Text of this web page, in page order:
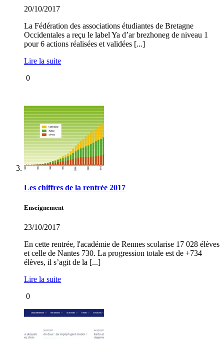
20/10/2017
La Fédération des associations étudiantes de Bretagne
Occidentales a reçu le label Ya d’ar brezhoneg de niveau 1
pour 6 actions réalisées et validées [...]
Lire la suite
0
Les chiffres de la rentrée 2017
Enseignement
23/10/2017
En cette rentrée, l'académie de Rennes scolarise 17 028 élèves
et celle de Nantes 730. La progression totale est de +734
élèves, il s’agit de la [...]
Lire la suite
0